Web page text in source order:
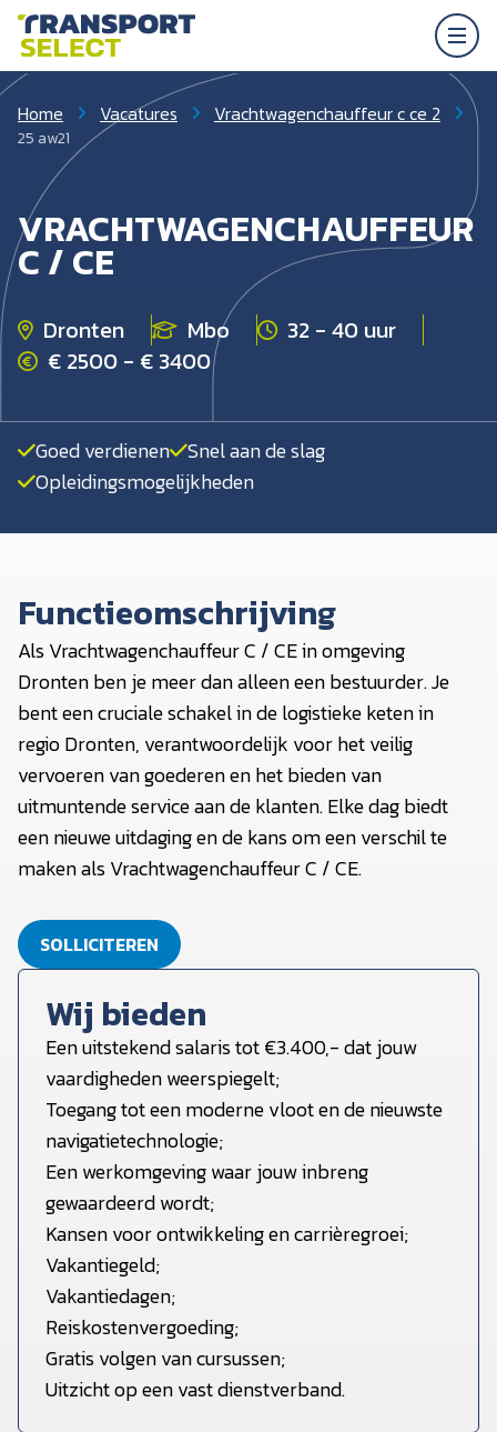
Home Vacatures Vrachtwagenchauffeur c ce 2
25 aw21
VRACHTWAGENCHAUFFEUR
C / CE
Dronten Mbo
32 - 40 uur
€ 2500 - € 3400
Goed verdienen Snel aan de slag
Opleidingsmogelijkheden
Functieomschrijving
Als Vrachtwagenchauffeur C / CE in omgeving
Dronten ben je meer dan alleen een bestuurder. Je
bent een cruciale schakel in de logistieke keten in
regio Dronten, verantwoordelijk voor het veilig
vervoeren van goederen en het bieden van
uitmuntende service aan de klanten. Elke dag biedt
een nieuwe uitdaging en de kans om een verschil te
maken als Vrachtwagenchauffeur C / CE.
SOLLICITEREN
Wij bieden
Een uitstekend salaris tot €3.400,- dat jouw
vaardigheden weerspiegelt;
Toegang tot een moderne vloot en de nieuwste
navigatietechnologie;
Een werkomgeving waar jouw inbreng
gewaardeerd wordt;
Kansen voor ontwikkeling en carrièregroei;
Vakantiegeld;
Vakantiedagen;
Reiskostenvergoeding;
Gratis volgen van cursussen;
Uitzicht op een vast dienstverband.